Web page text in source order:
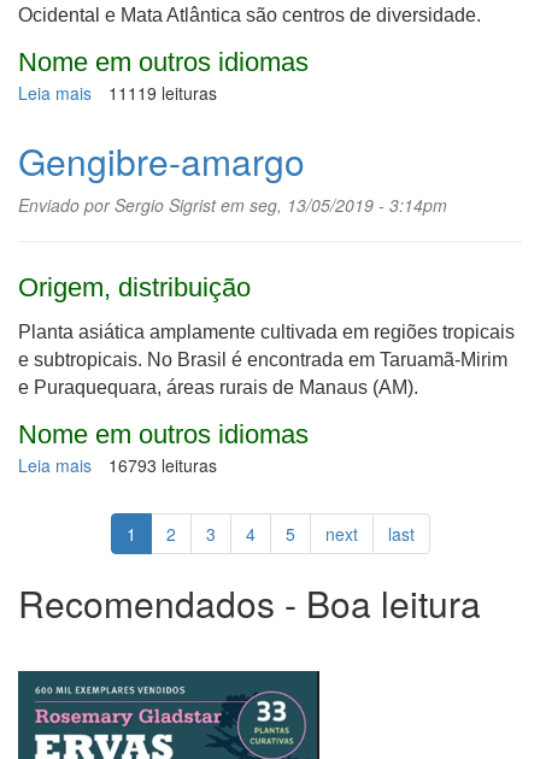
Ocidental e Mata Atlântica são centros de diversidade.
Nome em outros idiomas
Leia mais sobre
11119 leituras
Gengibre-amargo
Enviado porSergio Sigristem seg, 13/05/2019 - 3:14pm
Origem, distribuição
Planta asiática amplamente cultivada em regiões tropicais
e subtropicais. No Brasil é encontrada em Taruamã-Mirim
e Puraquequara, áreas rurais de Manaus (AM).
Nome em outros idiomas
Leia mais sobre
amargo
16793 leituras
1 2 3 4 5 next last
Recomendados - Boa leitura